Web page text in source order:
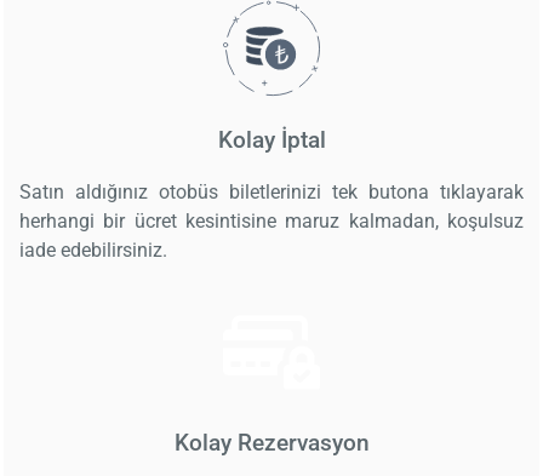
Kolay İptal
Satın aldığınız otobüs biletlerinizi tek butona tıklayarak
herhangi bir ücret kesintisine maruz kalmadan, koşulsuz
iade edebilirsiniz.
Kolay Rezervasyon